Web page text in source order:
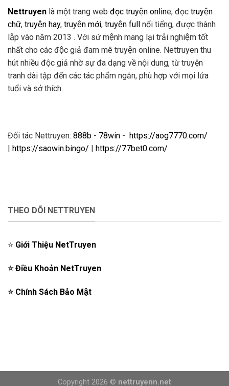
Nettruyen là một trang web đọc truyện online, đọc truyện
chữ, truyện hay, truyện mới, truyện full
nổi tiếng, được thành
lập vào năm 2013 . Với sứ mệnh mang lại trải nghiệm tốt
nhất cho các độc giả đam mê truyện online. Nettruyen thu
hút nhiều độc giả nhờ sự đa dạng về nội dung, từ truyện
tranh dài tập đến các tác phẩm ngắn, phù hợp với mọi lứa
tuổi và sở thích.
Đối tác Nettruyen: 888b - 78win - https://aog7770.com/
| https://saowin.bingo/ | https://77bet0.com/
THEO DÕI NETTRUYEN
⭐️ Giới Thiệu NetTruyen
⭐️Điều Khoản NetTruyen
⭐️ Chính Sách Bảo Mật
Copyright 2026 © nettruyenn.net